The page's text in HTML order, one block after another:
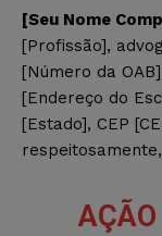
[Seu Nome
[Profissão],
[Número da
[Endereço do
[Estado], CEP